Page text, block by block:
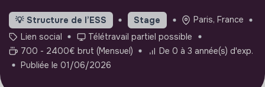
💡 Structure de l’ESS Stage
Paris, France
Lien social
Télétravail partiel possible
700 - 2400€ brut (Mensuel)
De 0 à 3 année(s) d'exp.
Publiée le 01/06/2026